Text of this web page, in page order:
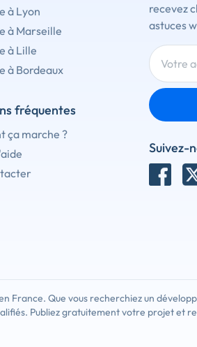
à Lyon
à Marseille
à Lille
à Bordeaux
fréquentes
ça marche ?
recevez
astuces
Suivez-
Que vous recherchiez un
Publiez gratuitement votre projet et